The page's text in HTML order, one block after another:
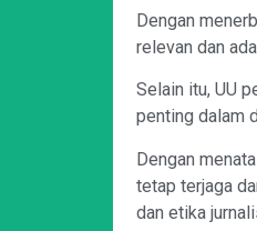
Dengan
relevan dan
Selain itu, UU
penting dalam
Dengan
tetap terjaga
dan etika